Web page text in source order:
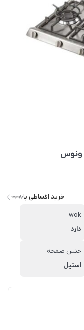
خرید اقساطی با
wok
دارد
جنس صفحه
استیل